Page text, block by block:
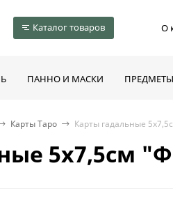
Каталог товаров О
ПАННО И МАСКИ
Карты Таро Карты гадальные
5х7,5см